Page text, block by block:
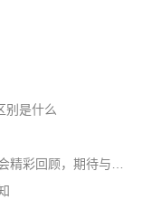
别是什么
回顾，期待与您再会